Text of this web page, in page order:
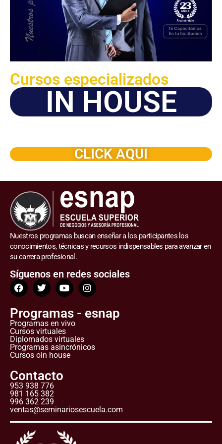
Cursos especializados
IN HOUSE
CLICK AQUI
Nuestros programas buscan enseñar a los participantes los
conocimientos, técnicas y recursos indispensables para avanzar en
su carrera profesional.
Síguenos en redes sociales
Programas - esnap
Programas en vivo
Cursos virtuales
Diplomados virtuales
Programas asincrónicos
Cursos oin house
Contacto
953 938 776
981 165 382
996 362 239
ventas@seminariosescuela.com